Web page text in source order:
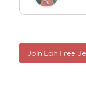
Join Lah Free Je